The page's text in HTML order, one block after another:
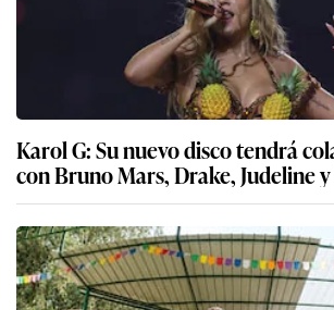
Karol G: Su nuevo disco tendrá
con Bruno Mars, Drake, Judeline